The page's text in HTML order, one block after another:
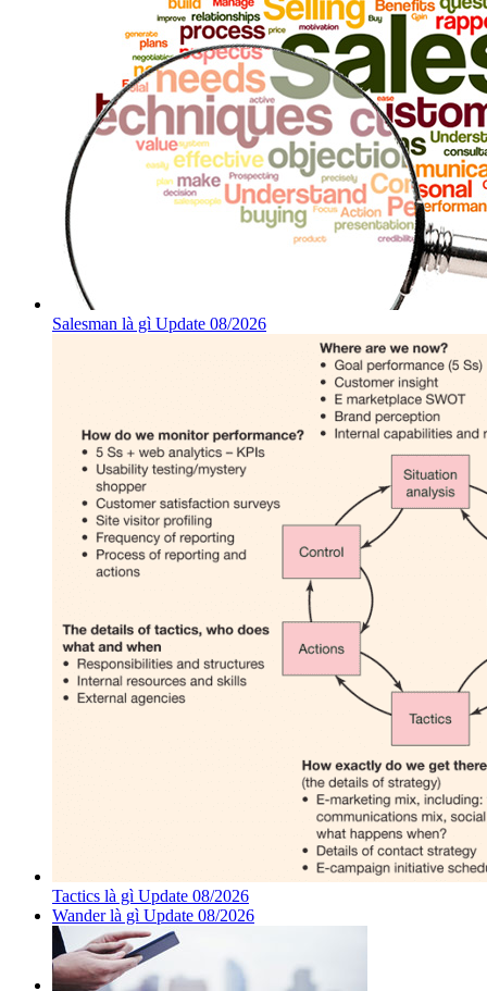
Salesman là gì Update 08/2026
Tactics là gì Update 08/2026
Wander là gì Update 08/2026